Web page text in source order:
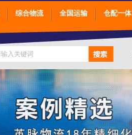
综合物流 全国运输 仓配一体